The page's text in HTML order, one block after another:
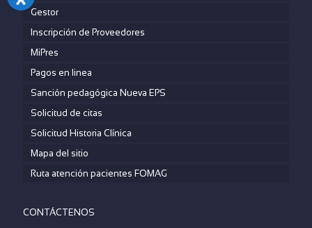
Gestor
Inscripción de Proveedores
MiPres
Pagos en linea
Sanción pedagógica Nueva EPS
Solicitud de citas
Solicitud Historia Clínica
Mapa del sitio
Ruta atención pacientes FOMAG
CONTÁCTENOS